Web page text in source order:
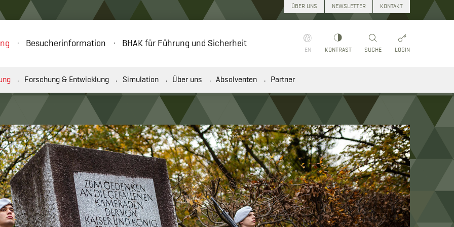
Besucherinformation BHAK für Führung und Sicherheit
EN KONTRAST SUCHE LOGIN
ÜBER UNS NEWSLETTER KONTAKT
Forschung & Entwicklung Simulation Über uns Absolventen Partner
Suchen